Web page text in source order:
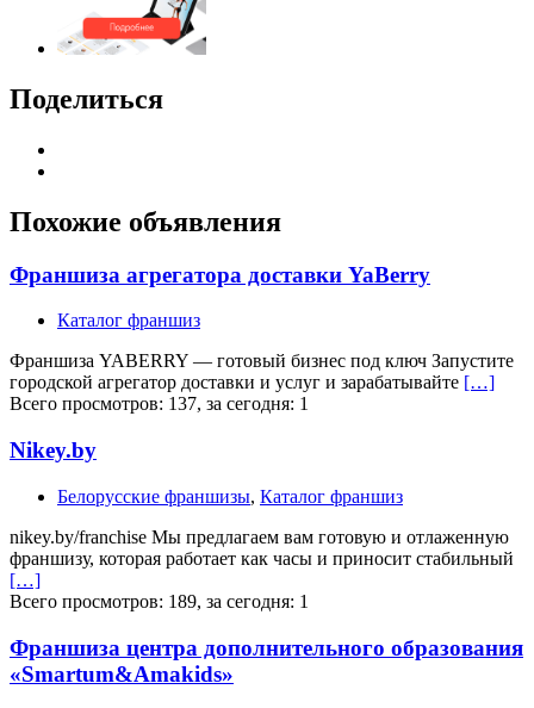
Поделиться
Похожие объявления
Франшиза агрегатора доставки YaBerry
Каталог франшиз
Франшиза YABERRY — готовый бизнес под ключ Запустите
городской агрегатор доставки и услуг и зарабатывайте […]
Всего просмотров: 137, за сегодня: 1
Nikey.by
Белорусские франшизы, Каталог франшиз
nikey.by/franchise Мы предлагаем вам готовую и отлаженную
франшизу, которая работает как часы и приносит стабильный
[…]
Всего просмотров: 189, за сегодня: 1
Франшиза центра дополнительного образования
«Smartum&Amakids»